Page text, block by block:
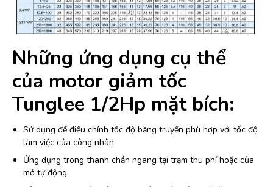
Những ứng dụng cụ thể
của motor giảm tốc
Tunglee 1/2Hp mặt bích:
Sử dụng để điều chỉnh tốc độ băng truyền phù hợp với tốc độ
làm việc của công nhân.
Ứng dụng trong thanh chắn ngang tại trạm thu phí hoặc của
mở tự động.